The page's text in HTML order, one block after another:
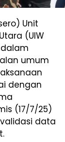
Unit
(UIW
umum
dengan
(17/7/25)
data